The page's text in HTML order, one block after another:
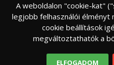
A weboldalon "cookie-kat"
legjobb felhasználói élményt
cookie beállítások
megváltoztathatók a
ELFOGADOM